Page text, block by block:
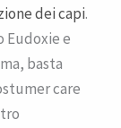
dei capi.
Eudoxie e
basta
care